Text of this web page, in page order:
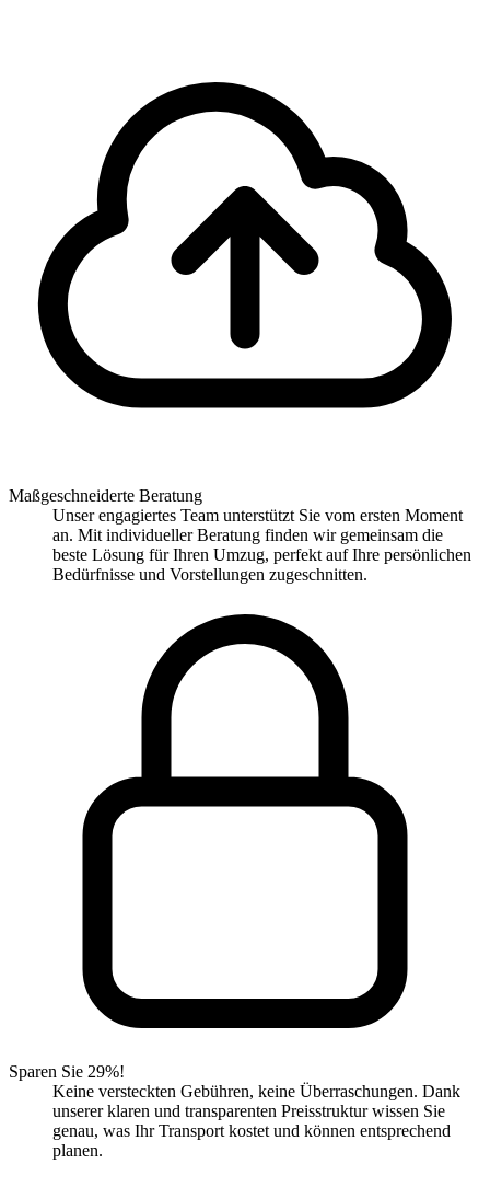
Maßgeschneiderte Beratung
Unser engagiertes Team unterstützt Sie vom ersten Moment
an. Mit individueller Beratung finden wir gemeinsam die
beste Lösung für Ihren Umzug, perfekt auf Ihre persönlichen
Bedürfnisse und Vorstellungen zugeschnitten.
Sparen Sie 29%!
Keine versteckten Gebühren, keine Überraschungen. Dank
unserer klaren und transparenten Preisstruktur wissen Sie
genau, was Ihr Transport kostet und können entsprechend
planen.